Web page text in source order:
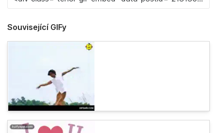
Související GIFy